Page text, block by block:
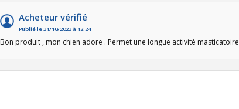
Acheteur vérifié
Publié le 31/10/2023 à 12:24
Bon produit , mon chien adore . Permet une longue activité masticatoire